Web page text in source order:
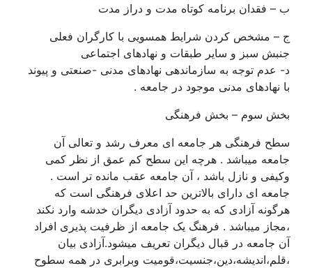
ب – فقدان برنامه کوتاه مدت و دراز مدت
ج – مشخص کردن شرایط همسویی با کارگران فعلی
جنبش سبز و سایر طبقات و نهادهای اجتماعی
د- عدم توجه به سازماندهی نهادهای مدنی -صنعتی و پیوند
با نهادهای مدنی موجود در جامعه .
بخش سوم – بخش فرهنگی
سطح فرهنگی هر جامعه ای معرف رشد و تعالی آن
جامعه میباشد . هرچه این سطح کم عمق از نظر کمی
وکیفی و نازل باشد ، آن جامعه عقب مانده تر است .
جامعه ای دارای بالاترین حد اعلای فرهنگی است که
هرگونه آزادی که به حدود آزادی دیگران خدشه وارد نکند
،مجاز میباشد . فرهنگ یک جامعه از ظرفیت پذیری افراد
آن جامعه در قبال دیگران تعریف میشود.آزادی بیان
،قلم،اندیشه،دین،جنسیت،قومیت وبرابری در همه سطوح